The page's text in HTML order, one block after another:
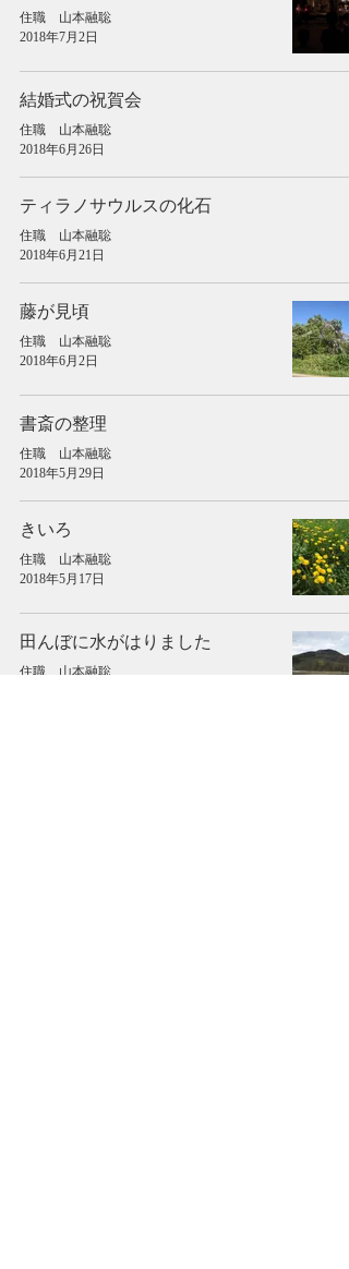
住職 山本融聡
2018年7月2日
結婚式の祝賀会
住職 山本融聡
2018年6月26日
ティラノサウルスの化石
住職 山本融聡
2018年6月21日
藤が見頃
住職 山本融聡
2018年6月2日
書斎の整理
住職 山本融聡
2018年5月29日
きいろ
住職 山本融聡
2018年5月17日
田んぼに水がはりました
住職 山本融聡